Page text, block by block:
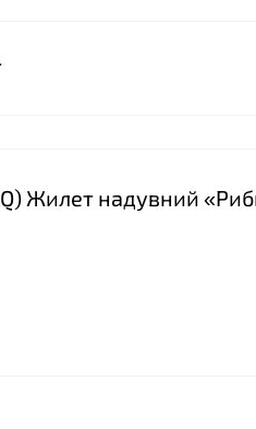
Жилет надувний